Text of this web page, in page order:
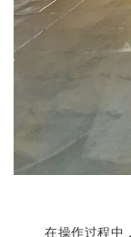
在操作过程中